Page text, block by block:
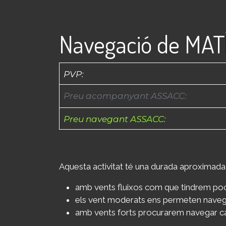
Navegació de
PVP:
Preu acompanyant ASSACC:
Preu navegant ASSACC:
Aquesta activitat té una durada
amb vents fluixos com que tindrem
els vent moderats ens permeten
amb vents forts procurarem navegar